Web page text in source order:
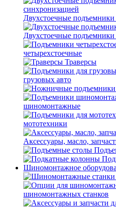
Двухстоечные
Двухстоечные
четырехстоечные
Траверсы
грузовых авто
шиномонтажные
мототехники
Аксессуары, масло,
Шиномонтажное
шиномонтажных станков